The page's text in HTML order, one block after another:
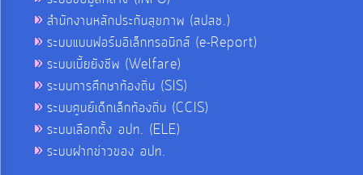
สำนักงานหลักประกันสุขภาพ (สปสช.)
ระบบแบบฟอร์มอิเล็กทรอนิกส์ (e-Report)
ระบบเบี้ยยังชีพ (Welfare)
ระบบการศึกษาท้องถิ่น (SIS)
ระบบศูนย์เด็กเล็กท้องถิ่น (CCIS)
ระบบเลือกตั้ง อปท. (ELE)
ระบบฝากข่าวของ อปท.